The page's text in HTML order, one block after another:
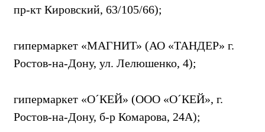
пр-кт Кировский, 63/105/66);
гипермаркет «МАГНИТ» (АО «ТАНДЕР» г.
Ростов-на-Дону, ул. Лелюшенко, 4);
гипермаркет «О´КЕЙ» (ООО «О´КЕЙ», г.
Ростов-на-Дону, б-р Комарова, 24А);